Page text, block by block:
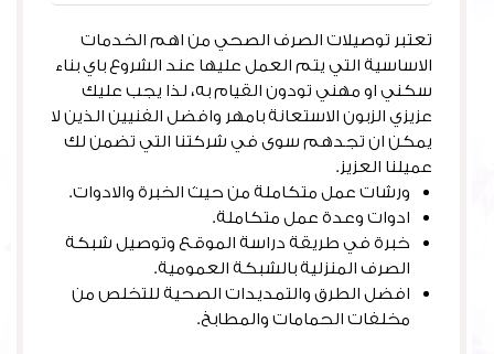
تعتبر توصيلات الصرف الصحي من اهم الخدمات
الاساسية التي يتم العمل عليها عند الشروع باي بناء
سكني او مهني تودون القيام به، لذا يجب عليك
عزيزي الزبون الاستعانة بامهر وافضل الفنيين الذين لا
يمكن ان تجدهم سوى في شركتنا التي تضمن لك
عميلنا العزيز.
ورشات عمل متكاملة من حيث الخبرة والادوات.
ادوات وعدة عمل متكاملة.
خبرة في طريقة دراسة الموقع وتوصيل شبكة
الصرف المنزلية بالشبكة العمومية.
افضل الطرق والتمديدات الصحية للتخلص من
مخلفات الحمامات والمطابخ.